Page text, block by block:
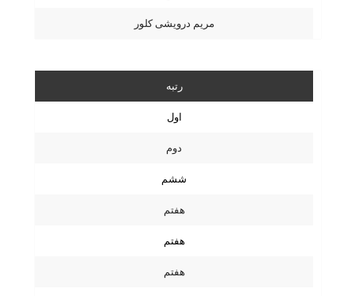
مریم درویشی کلور
رتبه
اول
دوم
ششم
هفتم
هفتم
هفتم